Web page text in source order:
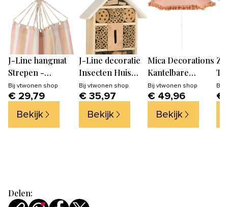
J-Line hangmat
Strepen -
katoen/polyester -
wit/beige/lichtroze
Bij vtwonen shop
€ 29,79
Bekijk
J-Line decoratie
Insecten Huis
China - hout -
naturel - large
Bij vtwonen shop
€ 35,97
Bekijk
Mica Decorations
Kantelbare
Parasol met
Ruches -
Stokparasol 238 x
Ø195 cm - Tuin of
Bij vtwonen shop
€ 49,96
Bekijk
Bij
€
Delen: